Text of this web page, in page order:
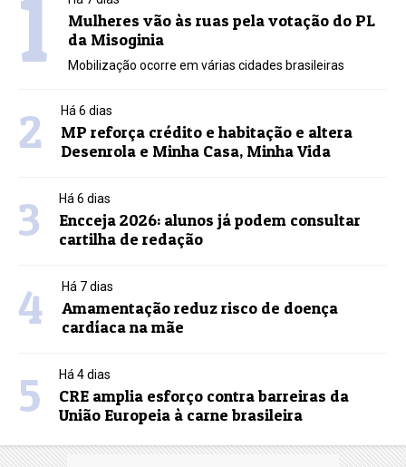
1
Mulheres vão às ruas pela votação do PL
da Misoginia
Mobilização ocorre em várias cidades brasileiras
2 Há 6 dias
MP reforça crédito e habitação e altera
Desenrola e Minha Casa, Minha Vida
3 Há 6 dias
Encceja 2026: alunos já podem consultar
cartilha de redação
4 Há 7 dias
Amamentação reduz risco de doença
cardíaca na mãe
5 Há 4 dias
CRE amplia esforço contra barreiras da
União Europeia à carne brasileira